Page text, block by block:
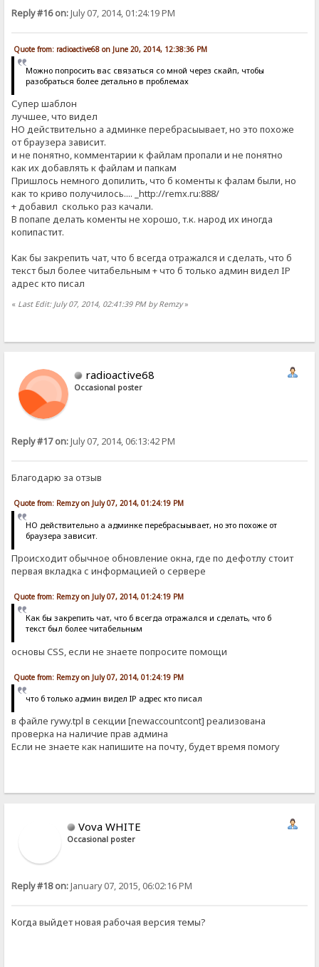
Reply #16 on:July 07, 2014, 01:24:19 PM
Quote from: radioactive68 on June 20, 2014, 12:38:36 PM
Можно попросить вас связаться со мной через скайп, чтобы
разобраться более детально в проблемах
Супер шаблон
лучшее, что видел
НО действительно а админке перебрасыывает, но это похоже
от браузера зависит.
и не понятно, комментарии к файлам пропали и не понятно
как их добавлять к файлам и папкам
Пришлось немного допилить, что б коменты к фалам были, но
как то криво получилось.... _http://remx.ru:888/
+ добавил сколько раз качали.
В попапе делать коменты не хорошо, т.к. народ их иногда
копипастит.
Как бы закрепить чат, что б всегда отражался и сделать, что б
текст был более читабельным + что б только админ видел IP
адрес кто писал
« Last Edit: July 07, 2014, 02:41:39 PM by Remzy»
radioactive68
Occasional poster
Reply #17 on:July 07, 2014, 06:13:42 PM
Благодарю за отзыв
Quote from: Remzy on July 07, 2014, 01:24:19 PM
НО действительно а админке перебрасыывает, но это похоже от
браузера зависит.
Происходит обычное обновление окна, где по дефотлу стоит
первая вкладка с информацией о сервере
Quote from: Remzy on July 07, 2014, 01:24:19 PM
Как бы закрепить чат, что б всегда отражался и сделать, что б
текст был более читабельным
основы CSS, если не знаете попросите помощи
Quote from: Remzy on July 07, 2014, 01:24:19 PM
что б только админ видел IP адрес кто писал
в файле rywy.tpl в секции [newaccountcont] реализована
проверка на наличие прав админа
Если не знаете как напишите на почту, будет время помогу
Vova WHITE
Occasional poster
Reply #18 on:January 07, 2015, 06:02:16 PM
Когда выйдет новая рабочая версия темы?